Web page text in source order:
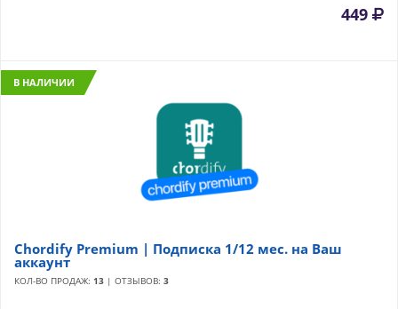
449
В НАЛИЧИИ
Chordify Premium | Подписка 1/12 мес. на Ваш
аккаунт
КОЛ-ВО ПРОДАЖ: 13 | ОТЗЫВОВ: 3